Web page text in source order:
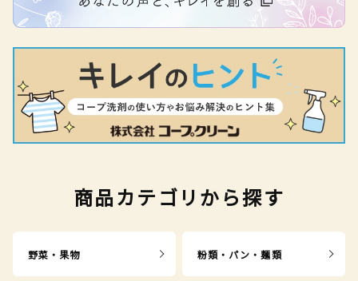
商品カテゴリから探す
野菜・果物 粉類・パン・麺類